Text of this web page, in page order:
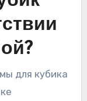
для кубика